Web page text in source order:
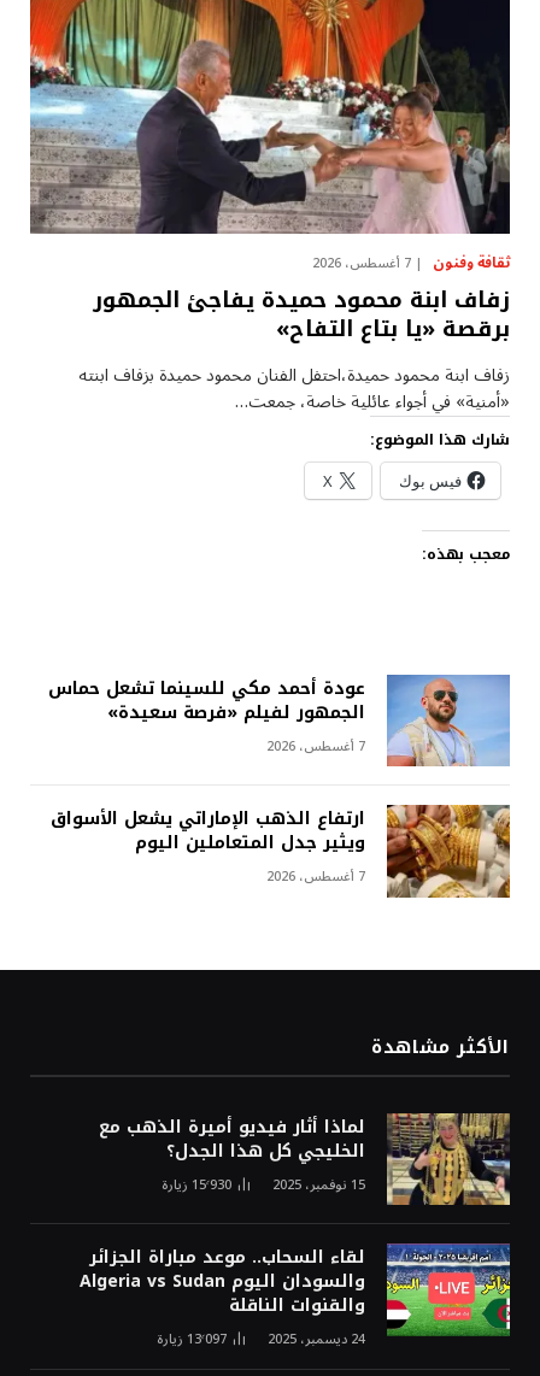
ثقافة وفنون 7 أغسطس، 2026
زفاف ابنة محمود حميدة يفاجئ الجمهور
برقصة «يا بتاع التفاح»
زفاف ابنة محمود حميدة،احتفل الفنان محمود حميدة بزفاف ابنته
«أمنية» في أجواء عائلية خاصة، جمعت…
شارك هذا الموضوع:
فيس بوك X
معجب بهذه:
عودة أحمد مكي للسينما تشعل حماس
الجمهور لفيلم «فرصة سعيدة»
7 أغسطس، 2026
ارتفاع الذهب الإماراتي يشعل الأسواق
ويثير جدل المتعاملين اليوم
7 أغسطس، 2026
الأكثر مشاهدة
لماذا أثار فيديو أميرة الذهب مع
الخليجي كل هذا الجدل؟
15 نوفمبر، 2025 15٬930 زيارة
لقاء السحاب.. موعد مباراة الجزائر
والسودان اليوم Algeria vs Sudan
والقنوات الناقلة
24 ديسمبر، 2025 13٬097 زيارة